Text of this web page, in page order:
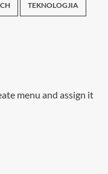
TEKNOLOGJIA
menu and assign it